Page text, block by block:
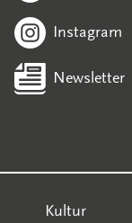
Instagram
Newsletter
Kultur